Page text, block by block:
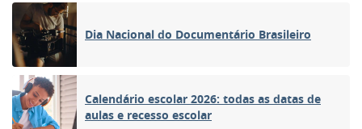
Dia Nacional do Documentário Brasileiro
Calendário escolar 2026: todas as datas de
aulas e recesso escolar